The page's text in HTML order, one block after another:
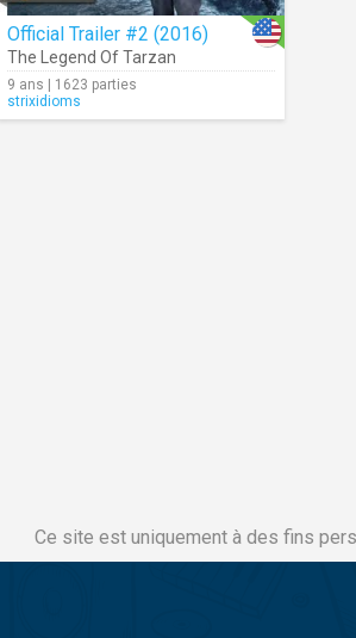
Official Trailer #2 (2016)
The Legend Of Tarzan
9 ans | 1623 parties
strixidioms
Ce site est uniquement à des fins